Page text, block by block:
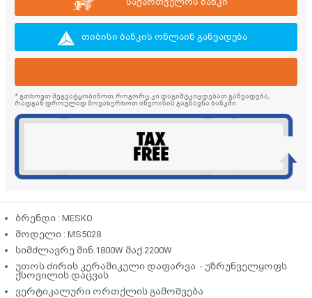
საქართველოს ბანკი
თიბისი ბანკის ონლაინ განვადება
* გთხოვთ შეგვატყობინოთ, როგორც კი დაგიმტკიცდებათ განვადება,
რადგან დროულად მოვახერხოთ ინვოისის გაგზავნა ბანკში
ბრენდი : MESKO
მოდელი : MS5028
სიმძლავრე მინ.1800W მაქ.2200W
უთოს ძირის კერამიკული დაფარვა - უზრუნველყოფს
ქსოვილის დაცვას
ვერტიკალური ორთქლის გამოშვება